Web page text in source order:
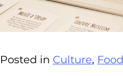
Posted in Culture, Food